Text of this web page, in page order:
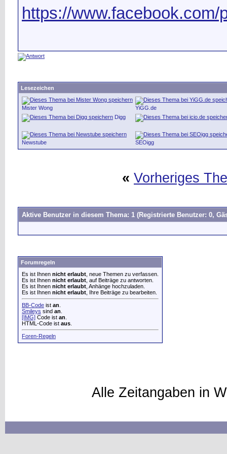
https://
Lesezeichen
Mister Wong
YiGG.de
Digg
Newstube SEOigg
« Vorheriges
Aktive Benutzer in diesem Thema: 1 (Registrierte Benutzer: 0,
Forumregeln
Es ist Ihnen nicht erlaubt , neue Themen zu verfassen.
Es ist Ihnen nicht erlaubt , auf Beiträge zu antworten.
Es ist Ihnen nicht erlaubt , Anhänge hochzuladen.
Es ist Ihnen nicht erlaubt , Ihre Beiträge zu bearbeiten.
BB-Code ist an
Smileys sind an
[IMG] Code ist an
HTML-Code ist aus
Foren-Regeln
Alle Zeitangaben in